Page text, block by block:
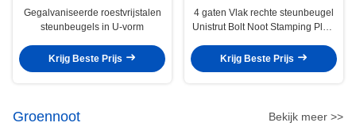
Gegalvaniseerde roestvrijstalen
steunbeugels in U-vorm
Krijg Beste Prijs
4 gaten Vlak rechte steunbeugel
Unistrut Bolt Noot Stamping Plate
Krijg Beste Prijs
Groennoot Bekijk meer >>